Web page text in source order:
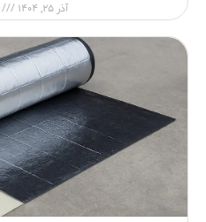
آذر 25, 1404